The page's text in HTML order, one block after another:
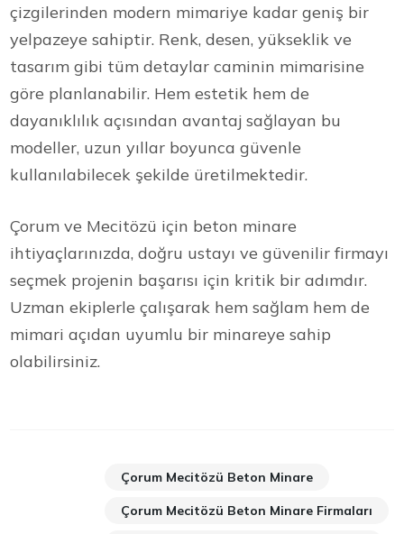
çizgilerinden modern mimariye kadar geniş bir
yelpazeye sahiptir. Renk, desen, yükseklik ve
tasarım gibi tüm detaylar caminin mimarisine
göre planlanabilir. Hem estetik hem de
dayanıklılık açısından avantaj sağlayan bu
modeller, uzun yıllar boyunca güvenle
kullanılabilecek şekilde üretilmektedir.
Çorum ve Mecitözü için beton minare
ihtiyaçlarınızda, doğru ustayı ve güvenilir firmayı
seçmek projenin başarısı için kritik bir adımdır.
Uzman ekiplerle çalışarak hem sağlam hem de
mimari açıdan uyumlu bir minareye sahip
olabilirsiniz.
Çorum Mecitözü Beton Minare
Çorum Mecitözü Beton Minare Firmaları